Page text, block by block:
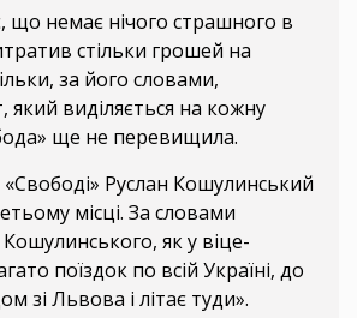
що немає нічого страшного в
стільки грошей на
за його словами,
який виділяється на кожну
ще не перевищила.
Руслан Кошулинський
місці. За словами
як у віце-
поїздок по всій Україні, до
зі Львова і літає туди».